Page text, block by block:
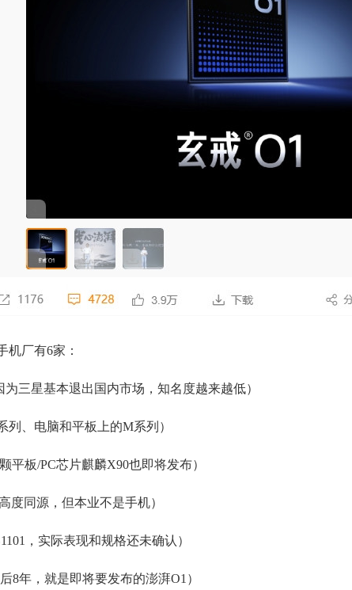
机厂有6家：
为三星基本退出国内市场，知名度越来越低）
列、电脑和平板上的M系列）
平板/PC芯片麒麟X90也即将发布）
度同源，但本业不是手机）
，实际表现和规格还未确认）
8年，就是即将要发布的澎湃O1）